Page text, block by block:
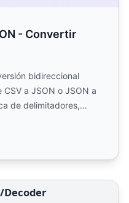
- Convertir
bidireccional
a JSON o JSON a
de delimitadores,
- Codifica y